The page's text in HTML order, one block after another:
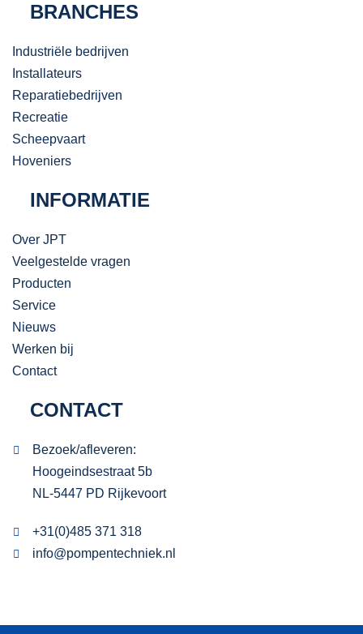
BRANCHES
Industriële bedrijven
Installateurs
Reparatiebedrijven
Recreatie
Scheepvaart
Hoveniers
INFORMATIE
Over JPT
Veelgestelde vragen
Producten
Service
Nieuws
Werken bij
Contact
CONTACT
Bezoek/afleveren:
Hoogeindsestraat 5b
NL-5447 PD Rijkevoort
+31(0)485 371 318
info@pompentechniek.nl